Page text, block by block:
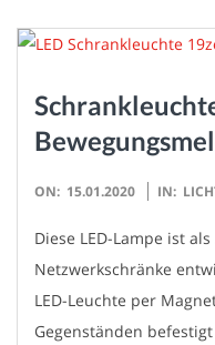
2020-
ON: 15.01.2020 IN:
Diese LED-Lampe ist
Netzwerkschränke
LED-Leuchte per
Gegenständen